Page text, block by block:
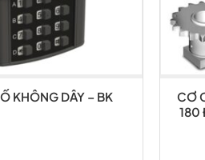
KHÔNG DÂY – BK
CƠ
180